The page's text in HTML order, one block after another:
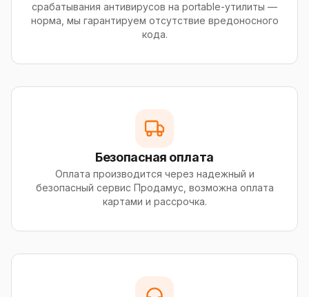
срабатывания антивирусов на portable-утилиты —
норма, мы гарантируем отсутствие вредоносного
кода.
Безопасная оплата
Оплата производится через надежный и
безопасный сервис Продамус, возможна оплата
картами и рассрочка.